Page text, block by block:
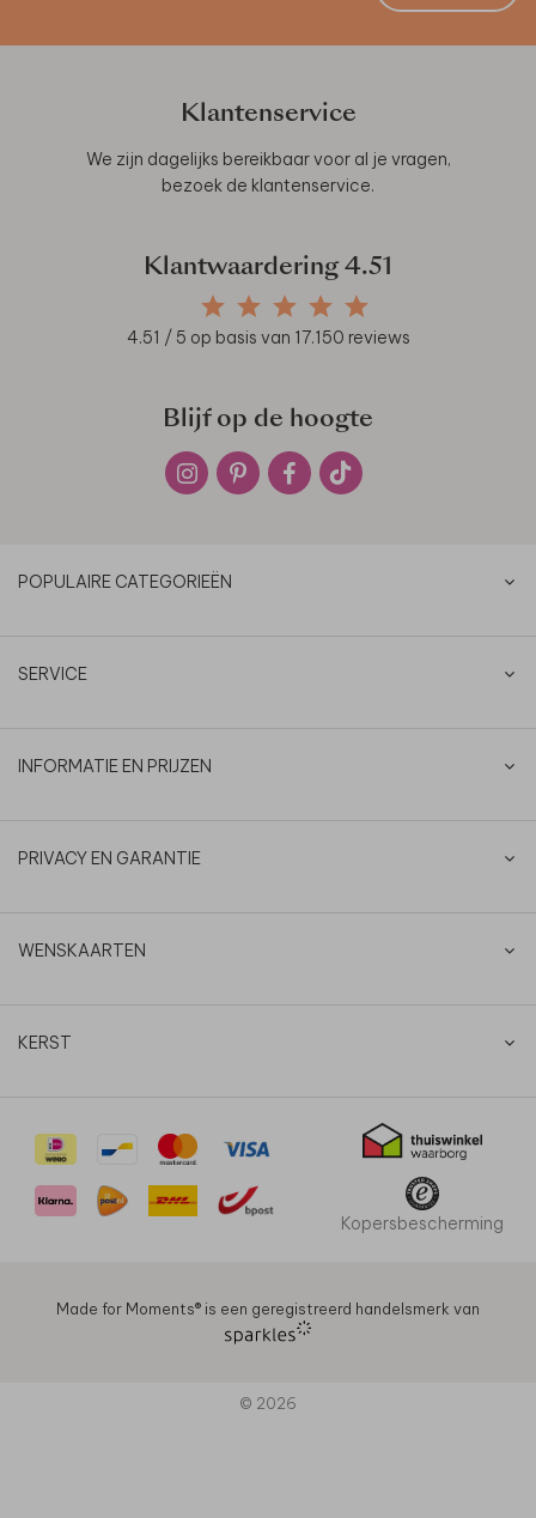
Klantenservice
We zijn dagelijks bereikbaar voor al je vragen,
bezoek de klantenservice.
Klantwaardering 4.51
4.51 / 5 op basis van 17.150 reviews
Blijf op de hoogte
POPULAIRE CATEGORIEËN
SERVICE
INFORMATIE EN PRIJZEN
PRIVACY EN GARANTIE
WENSKAARTEN
KERST
Kopersbescherming
Made for Moments®️ is een geregistreerd handelsmerk van
© 2026